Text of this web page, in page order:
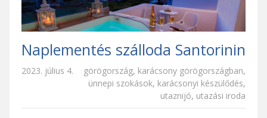
Naplementés szálloda Santorinin
2023. július 4. görögország, karácsony görögországban,
ünnepi szokások, karácsonyi készülődés,
utaznijó, utazási iroda